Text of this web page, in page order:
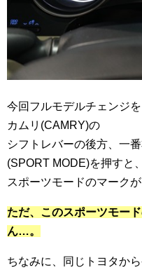
今回フルモデルチェンジ
カムリ(CAMRY)の
シフトレバーの後方、一
(SPORT MODE)を押すと、
スポーツモードのマーク
ただ、このスポーツモー
ん…。
ちなみに、同じトヨタか